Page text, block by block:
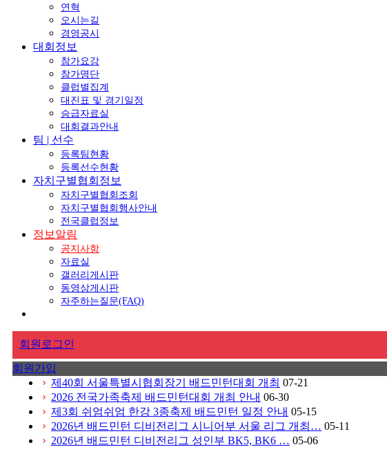
연혁
오시는길
경영공시
대회정보
참가요강
참가명단
클럽별집계
대진표 및 경기일정
승급자료실
대회결과안내
팀 | 선수
등록팀현황
등록선수현황
자치구별협회정보
자치구별협회조회
자치구별협회행사안내
전국클럽정보
정보알림
공지사항
자료실
갤러리게시판
동영상게시판
자주하는질문(FAQ)
회원로그인
회원가입
chevron_right 제40회 서울특별시협회장기 배드민턴대회 개최 07-21
chevron_right 2026 전국가족축제 배드민턴대회 개최 안내 06-30
chevron_right 제3회 쉬엄쉬엄 한강 3종축제 배드민턴 일정 안내 05-15
chevron_right 2026년 배드민턴 디비전리그 시니어부 서울 리그 개최… 05-11
chevron_right 2026년 배드민턴 디비전리그 성인부 BK5, BK6 … 05-06